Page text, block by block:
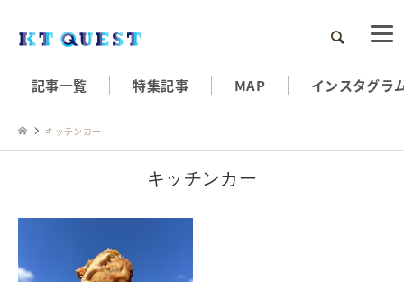
検索
記事一覧 特集記事 MAP インスタグラ
キッチンカー
キッチンカー